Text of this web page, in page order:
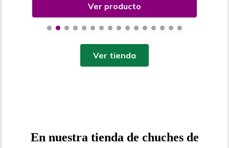
Ver producto
Ver tienda
En nuestra tienda de chuches de